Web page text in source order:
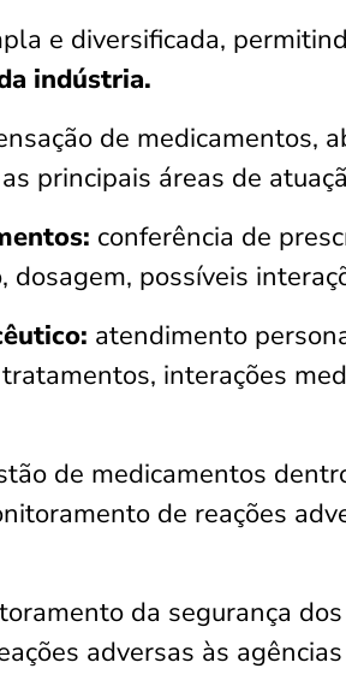
e diversificada,
indústria.
de medicamentos,
principais áreas de
conferência de
dosagem, possíveis
atendimento
interações
de medicamentos
de reações
da segurança
adversas às